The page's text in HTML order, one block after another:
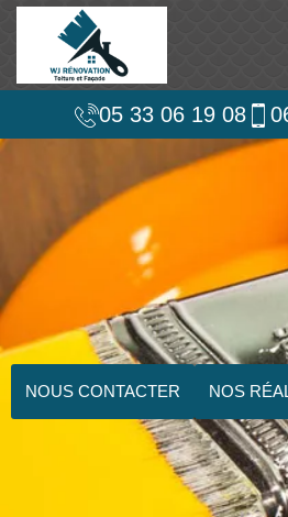
05 33 06 19 08
NOUS CONTACTER NOS